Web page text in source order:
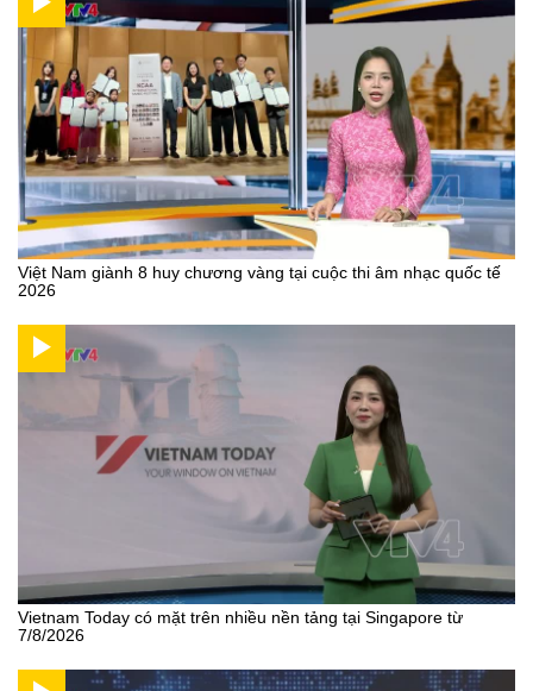
Việt Nam giành 8 huy chương vàng tại cuộc thi âm nhạc quốc tế
2026
Vietnam Today có mặt trên nhiều nền tảng tại Singapore từ
7/8/2026